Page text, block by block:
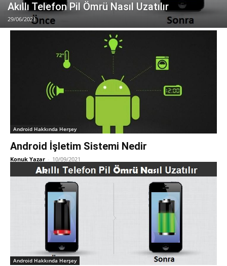
Akıllı Telefon Pil Ömrü Nasıl Uzatılır
29/06/2021
Android Hakkında Herşey
Android İşletim Sistemi Nedir
Konuk Yazar - 10/09/2021
Android Hakkında Herşey